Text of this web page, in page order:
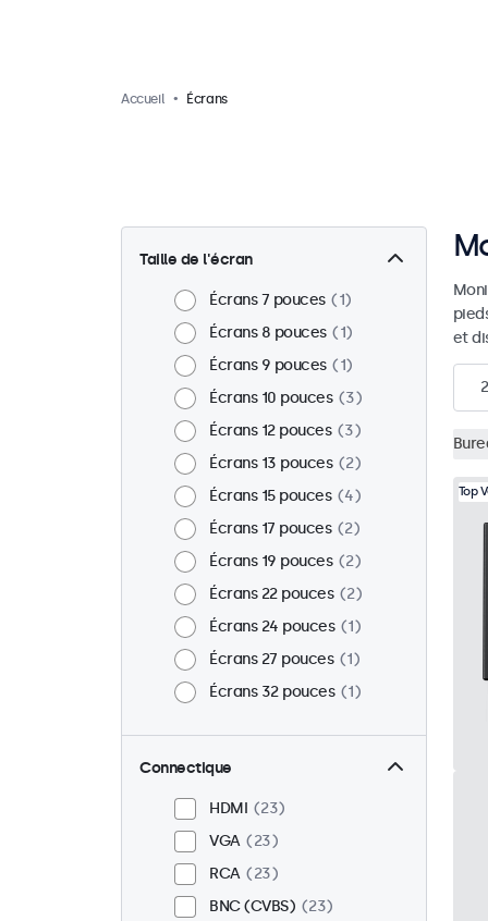
Accueil Écrans
Taille de l'écran
Écrans 7 pouces
1
Écrans 8 pouces
1
Écrans 9 pouces
1
Écrans 10 pouces
3
Écrans 12 pouces
3
Écrans 13 pouces
2
Écrans 15 pouces
4
Écrans 17 pouces
2
Écrans 19 pouces
2
Écrans 22 pouces
2
Écrans 24 pouces
1
Écrans 27 pouces
1
Écrans 32 pouces
1
Connectique
HDMI
23
VGA
23
RCA
23
BNC (CVBS)
23
et
Top